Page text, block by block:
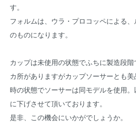
す。
フォルムは、ウラ・プロコッペによる
のものになります。
カップは未使用の状態でふちに製造段
カ所がありますがカップソーサーとも
時の状態でソーサーは同モデルを使用
に下げさせて頂いております。
是非、この機会にいかがでしょうか。